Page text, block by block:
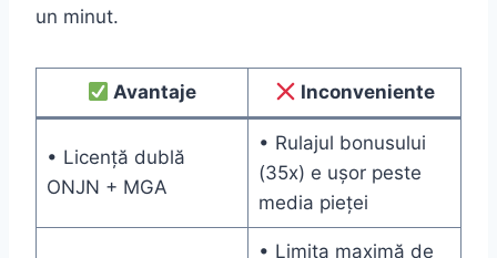
un minut.
Avantaje Inconveniente
• Licență dublă
ONJN + MGA
• Rulajul bonusului
(35x) e ușor peste
media pieței
• Limita maximă de